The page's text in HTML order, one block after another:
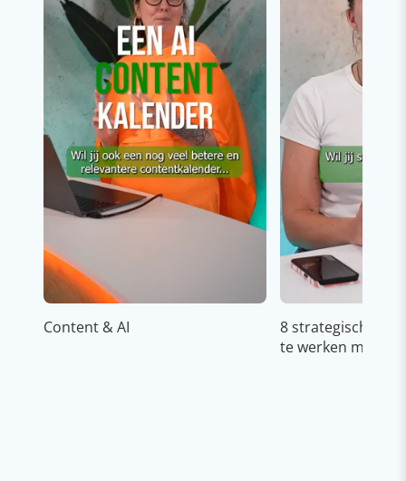
Content & AI
8 strategische
te werken met